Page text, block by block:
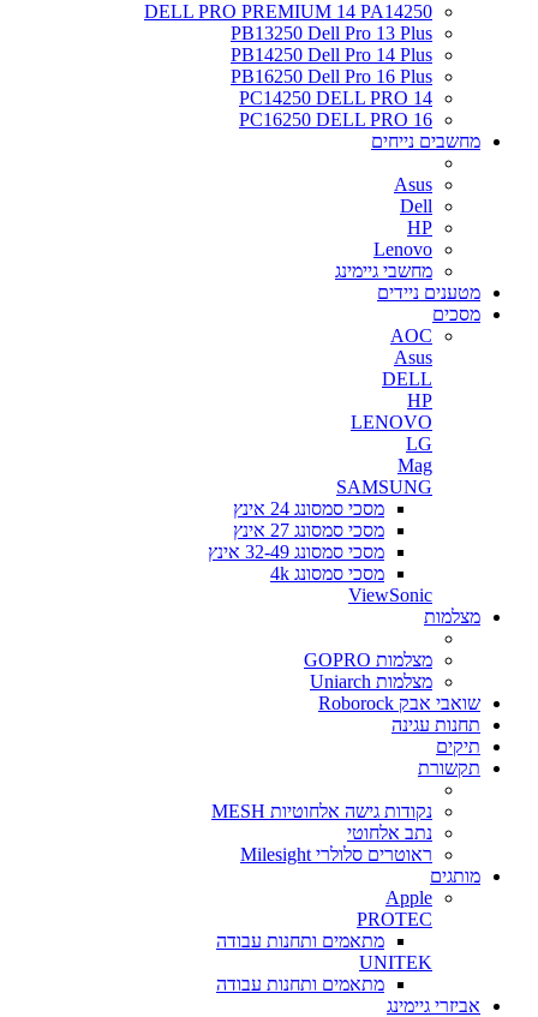
DELL PRO PREMIUM 14 PA14250
PB13250 Dell Pro 13 Plus
PB14250 Dell Pro 14 Plus
PB16250 Dell Pro 16 Plus
PC14250 DELL PRO 14
PC16250 DELL PRO 16
מחשבים נייחים
Asus
Dell
HP
Lenovo
מחשבי גיימינג
מטענים ניידים
מסכים
AOC
Asus
DELL
HP
LENOVO
LG
Mag
SAMSUNG
מסכי סמסונג 24 אינץ
מסכי סמסונג 27 אינץ
מסכי סמסונג 32-49 אינץ
מסכי סמסונג 4k
ViewSonic
מצלמות
מצלמות GOPRO
מצלמות Uniarch
שואבי אבק Roborock
תחנות עגינה
תיקים
תקשורת
נקודות גישה אלחוטיות MESH
נתב אלחוטי
ראוטרים סלולרי Milesight
מותגים
Apple
PROTEC
מתאמים ותחנות עבודה
UNITEK
מתאמים ותחנות עבודה
אביזרי גיימינג